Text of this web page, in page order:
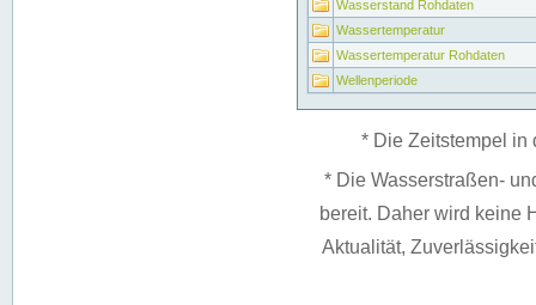
Wasserstand Rohdaten
Wassertemperatur
Wassertemperatur Rohdaten
Wellenperiode
* Die Zeitstempel in
* Die Wasserstraßen-
bereit. Daher wird keine
Aktualität,